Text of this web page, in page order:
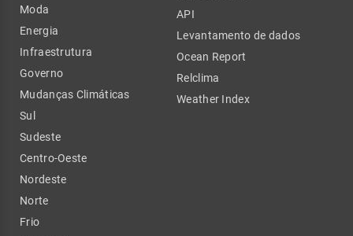
Moda
Energia
Infraestrutura
Governo
Mudanças Climáticas
Sul
Sudeste
Centro-Oeste
Nordeste
Norte
Frio
API
Levantamento de dados
Ocean Report
Relclima
Weather Index